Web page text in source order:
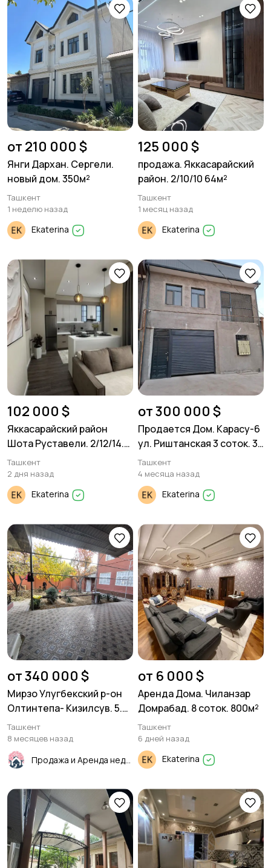
от 210 000 $
Янги Дархан. Сергели.
новый дом. 350м²
Ташкент
1 неделю назад
Ekaterina
125 000 $
продажа. Яккасарайский
район. 2/10/10 64м²
Ташкент
1 месяц назад
Ekaterina
102 000 $
Яккасарайский район
Шота Руставели. 2/12/14.
46м²
Ташкент
2 дня назад
Ekaterina
от 300 000 $
Продается Дом. Карасу-6
ул. Риштанская 3 соток. 3
уровня. 500м²
Ташкент
4 месяца назад
Ekaterina
от 340 000 $
Мирзо Улугбекский р-он
Олтинтепа- Кизилсув. 5.3
соток. Фасад 20м.
Ташкент
8 месяцев назад
от 6 000 $
Аренда Дома. Чиланзар
Домрабад. 8 соток. 800м²
Ташкент
6 дней назад
Ekaterina